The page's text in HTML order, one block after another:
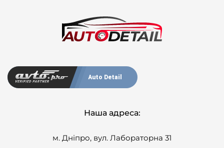
Auto Detail
Наша адреса:
м. Дніпро, вул. Лабораторна 31